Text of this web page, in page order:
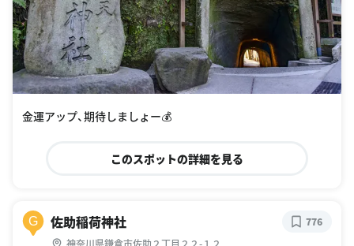
金運アップ、期待しましょー💰
このスポットの詳細を見る
G 佐助稲荷神社 776